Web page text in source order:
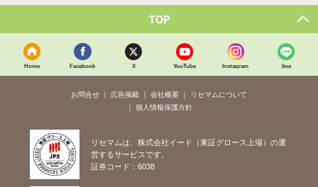
TOP
Home Facebook X YouTube Instagram line
お問合せ 広告掲載 会社概要
リセマムについて
個人情報保護方針
リセマムは、株式会社イード（東証グロース上場）の運
営するサービスです。
証券コード：6038